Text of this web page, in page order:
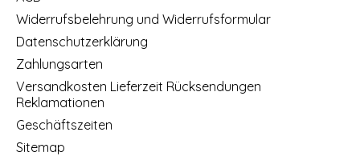
Widerrufsbelehrung und Widerrufsformular
Datenschutzerklärung
Zahlungsarten
Versandkosten Lieferzeit Rücksendungen
Reklamationen
Geschäftszeiten
Sitemap